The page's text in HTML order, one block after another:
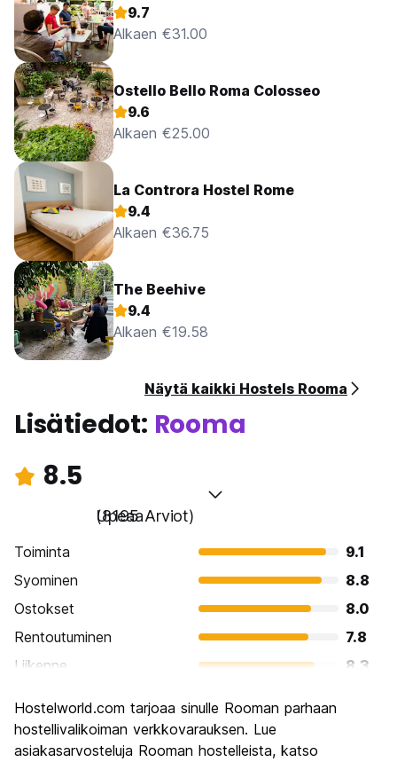
9.7
Alkaen €31.00
Ostello Bello Roma Colosseo
9.6
Alkaen €25.00
La Controra Hostel Rome
9.4
Alkaen €36.75
The Beehive
9.4
Alkaen €19.58
Näytä kaikki Hostels Rooma
Lisätiedot: Rooma
8.5
Upeaa
(8195 Arviot)
Toiminta
9.1
Syominen
8.8
Ostokset
8.0
Rentoutuminen
7.8
Liikenne
8.3
Kulttuuri
Yöelämä
Hostelworld.com tarjoaa sinulle Rooman parhaan
hostellivalikoiman verkkovarauksen. Lue
asiakasarvosteluja Rooman hostelleista, katso